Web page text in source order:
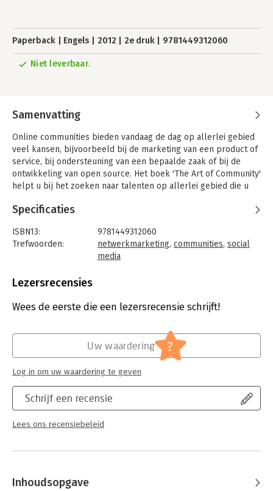
Paperback Engels 2012 2e druk 9781449312060
Niet leverbaar.
Samenvatting
Online communities bieden vandaag de dag op allerlei gebied
veel kansen, bijvoorbeeld bij de marketing van een product of
service, bij ondersteuning van een bepaalde zaak of bij de
ontwikkeling van open source. Het boek 'The Art of Community'
helpt u bij het zoeken naar talenten op allerlei gebied die u
community, deze te motiveren en te managen en te helpen bij
Specificaties
ISBN13:
9781449312060
Trefwoorden:
netwerkmarketing, communities, social
media
Bindwijze:
Uitgever:
O'Reilly
Hoofdrubriek: Internet en social media
Lezersrecensies
Wees de eerste die een lezersrecensie schrijft!
Schrijf een recensie
Lees ons recensiebeleid
Uw waardering ?
Log in om uw waardering te geven
Inhoudsopgave